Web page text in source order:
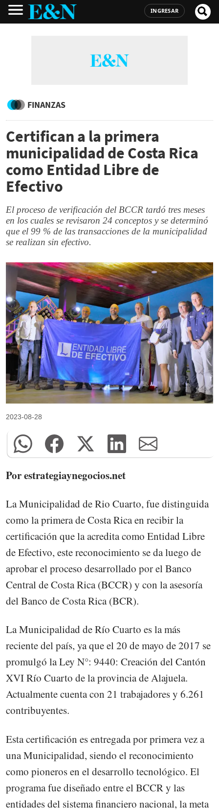
INGRESAR
FINANZAS
Certifican a la primera
municipalidad de Costa Rica
como Entidad Libre de
Efectivo
El proceso de verificación del BCCR tardó tres meses
en los cuales se revisaron 24 conceptos y se determinó
que el 99 % de las transacciones de la municipalidad
se realizan sin efectivo.
2023-08-28
Por estrategiaynegocios.net
La Municipalidad de Rio Cuarto, fue distinguida
como la primera de Costa Rica en recibir la
certificación que la acredita como Entidad Libre
de Efectivo, este reconocimiento se da luego de
aprobar el proceso desarrollado por el Banco
Central de Costa Rica (BCCR) y con la asesoría
del Banco de Costa Rica (BCR).
La Municipalidad de Río Cuarto es la más
reciente del país, ya que el 20 de mayo de 2017 se
promulgó la Ley N°: 9440: Creación del Cantón
XVI Río Cuarto de la provincia de Alajuela.
Actualmente cuenta con 21 trabajadores y 6.261
contribuyentes.
Esta certificación es entregada por primera vez a
una Municipalidad, siendo el reconocimiento
como pioneros en el desarrollo tecnológico. El
programa fue diseñado entre el BCCR y las
entidades del sistema financiero nacional, la meta